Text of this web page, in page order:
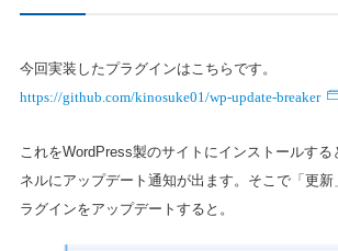
今回実装したプラグインはこちらです。
https://github.com/kinosuke01/wp-update-breaker
これをWordPress製のサイトにインストールす
ネルにアップデート通知が出ます。そこで「更
ラグインをアップデートすると。